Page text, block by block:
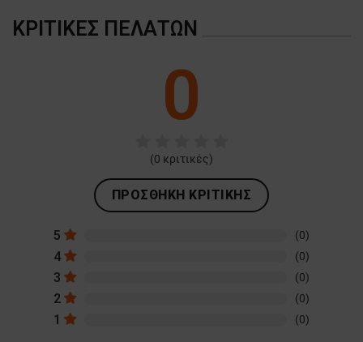
ΚΡΙΤΙΚΈΣ ΠΕΛΑΤΏΝ
0
(0 κριτικές)
ΠΡΟΣΘΉΚΗ ΚΡΙΤΙΚΉΣ
5 (0)
4 (0)
3 (0)
2 (0)
1 (0)